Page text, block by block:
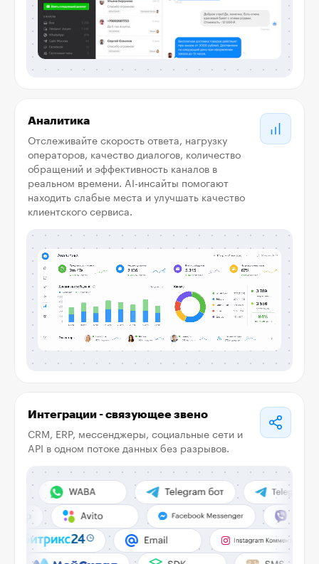
Аналитика
Отслеживайте скорость ответа, нагрузку
операторов, качество диалогов, количество
обращений и эффективность каналов в
реальном времени. AI-инсайты помогают
находить слабые места и улучшать качество
клиентского сервиса.
Интеграции - связующее звено
CRM, ERP, мессенджеры, социальные сети и
API в одном потоке данных без разрывов.